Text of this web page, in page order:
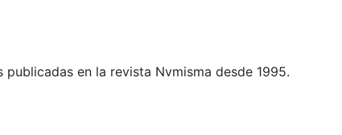
en la revista Nvmisma desde 1995.